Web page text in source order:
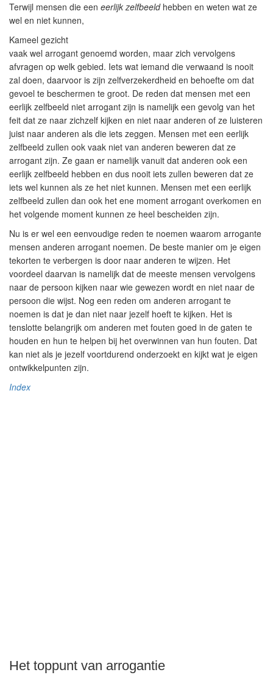
Terwijl mensen die een eerlijk zelfbeeldhebben en weten wat ze
wel en niet kunnen,
Kameel gezicht
vaak wel arrogant genoemd worden, maar zich vervolgens
afvragen op welk gebied. Iets wat iemand die verwaand is nooit
zal doen, daarvoor is zijn zelfverzekerdheid en behoefte om dat
gevoel te beschermen te groot. De reden dat mensen met een
eerlijk zelfbeeld niet arrogant zijn is namelijk een gevolg van het
feit dat ze naar zichzelf kijken en niet naar anderen of ze luisteren
juist naar anderen als die iets zeggen. Mensen met een eerlijk
zelfbeeld zullen ook vaak niet van anderen beweren dat ze
arrogant zijn. Ze gaan er namelijk vanuit dat anderen ook een
eerlijk zelfbeeld hebben en dus nooit iets zullen beweren dat ze
iets wel kunnen als ze het niet kunnen. Mensen met een eerlijk
zelfbeeld zullen dan ook het ene moment arrogant overkomen en
het volgende moment kunnen ze heel bescheiden zijn.
Nu is er wel een eenvoudige reden te noemen waarom arrogante
mensen anderen arrogant noemen. De beste manier om je eigen
tekorten te verbergen is door naar anderen te wijzen. Het
voordeel daarvan is namelijk dat de meeste mensen vervolgens
naar de persoon kijken naar wie gewezen wordt en niet naar de
persoon die wijst. Nog een reden om anderen arrogant te
noemen is dat je dan niet naar jezelf hoeft te kijken. Het is
tenslotte belangrijk om anderen met fouten goed in de gaten te
houden en hun te helpen bij het overwinnen van hun fouten. Dat
kan niet als je jezelf voortdurend onderzoekt en kijkt wat je eigen
ontwikkelpunten zijn.
Index
Het toppunt van arrogantie